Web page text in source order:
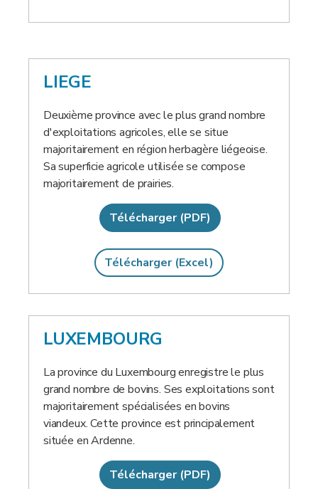
LIEGE
Deuxième province avec le plus grand nombre
d'exploitations agricoles, elle se situe
majoritairement en région herbagère liégeoise.
Sa superficie agricole utilisée se compose
majoritairement de prairies.
Télécharger (PDF)
Télécharger (Excel)
LUXEMBOURG
La province du Luxembourg enregistre le plus
grand nombre de bovins. Ses exploitations sont
majoritairement spécialisées en bovins
viandeux. Cette province est principalement
située en Ardenne.
Télécharger (PDF)